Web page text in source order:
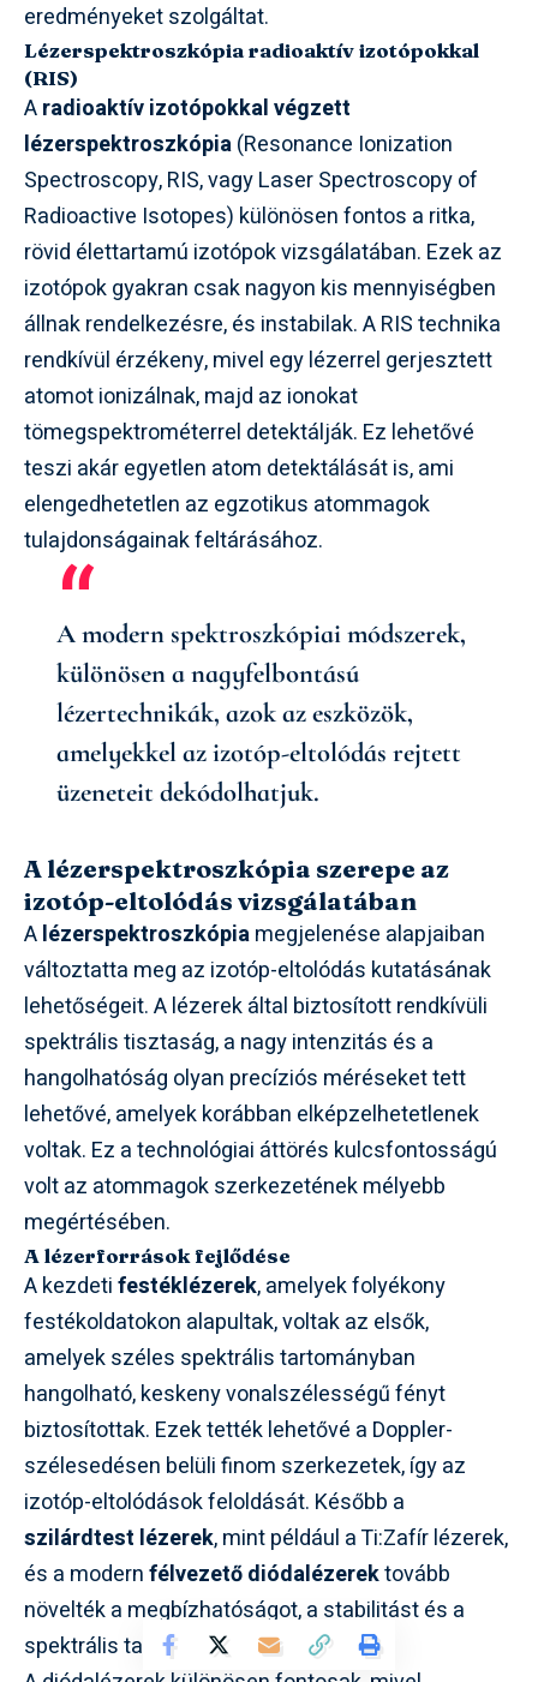
eredményeket szolgáltat.
Lézerspektroszkópia radioaktív izotópokkal
(RIS)
Aradioaktív izotópokkal végzett
lézerspektroszkópia(Resonance Ionization
Spectroscopy, RIS, vagy Laser Spectroscopy of
Radioactive Isotopes) különösen fontos a ritka,
rövid élettartamú izotópok vizsgálatában. Ezek az
izotópok gyakran csak nagyon kis mennyiségben
állnak rendelkezésre, és instabilak. A RIS technika
rendkívül érzékeny, mivel egy lézerrel gerjesztett
atomot ionizálnak, majd az ionokat
tömegspektrométerrel detektálják. Ez lehetővé
teszi akár egyetlen atom detektálását is, ami
elengedhetetlen az egzotikus atommagok
tulajdonságainak feltárásához.
A modern spektroszkópiai módszerek,
különösen a nagyfelbontású
lézertechnikák, azok az eszközök,
amelyekkel az izotóp-eltolódás rejtett
üzeneteit dekódolhatjuk.
A lézerspektroszkópia szerepe az
izotóp-eltolódás vizsgálatában
Alézerspektroszkópiamegjelenése alapjaiban
változtatta meg az izotóp-eltolódás kutatásának
lehetőségeit. A lézerek által biztosított rendkívüli
spektrális tisztaság, a nagy intenzitás és a
hangolhatóság olyan precíziós méréseket tett
lehetővé, amelyek korábban elképzelhetetlenek
voltak. Ez a technológiai áttörés kulcsfontosságú
volt az atommagok szerkezetének mélyebb
megértésében.
A lézerforrások fejlődése
A kezdetifestéklézerek, amelyek folyékony
festékoldatokon alapultak, voltak az elsők,
amelyek széles spektrális tartományban
hangolható, keskeny vonalszélességű fényt
biztosítottak. Ezek tették lehetővé a Doppler-
szélesedésen belüli finom szerkezetek, így az
izotóp-eltolódások feloldását. Később a
szilárdtest lézerek, mint például a Ti:Zafír lézerek,
és a modernfélvezető diódalézerektovább
növelték a megbízhatóságot, a stabilitást és a
spektrális tartományt.